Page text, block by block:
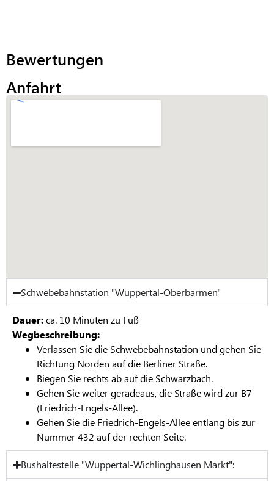
Bewertungen
Anfahrt
Schwebebahnstation "Wuppertal-Oberbarmen"
Dauer:ca. 10 Minuten zu Fuß
Wegbeschreibung:
Verlassen Sie die Schwebebahnstation und gehen Sie
Richtung Norden auf die Berliner Straße.
Biegen Sie rechts ab auf die Schwarzbach.
Gehen Sie weiter geradeaus, die Straße wird zur B7
(Friedrich-Engels-Allee).
Gehen Sie die Friedrich-Engels-Allee entlang bis zur
Nummer 432 auf der rechten Seite.
Bushaltestelle "Wuppertal-Wichlinghausen Markt":